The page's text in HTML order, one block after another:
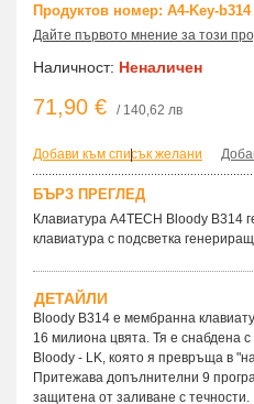
Продуктов номер: A4-Key-b314
Дайте първото мнение за този
Наличност: Неналичен
71,90 € / 140,62 лв
Добави към списък желани
|
БЪРЗ ПРЕГЛЕД
Клавиатура A4TECH Bloody B314
клавиатура с подсветка
ДЕТАЙЛИ
Bloody B314 е мембранна
16 милиона цвята. Тя е снабдена
Bloody - LK, която я превръща в
Притежава допълнителни 9
защитена от заливане с течности.